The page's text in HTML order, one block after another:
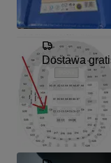
Dostawa